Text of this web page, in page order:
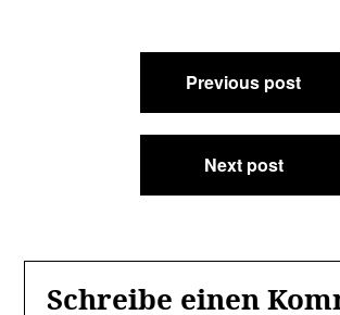
Beitragsnavigation
Previous post
Next post
Schreibe einen